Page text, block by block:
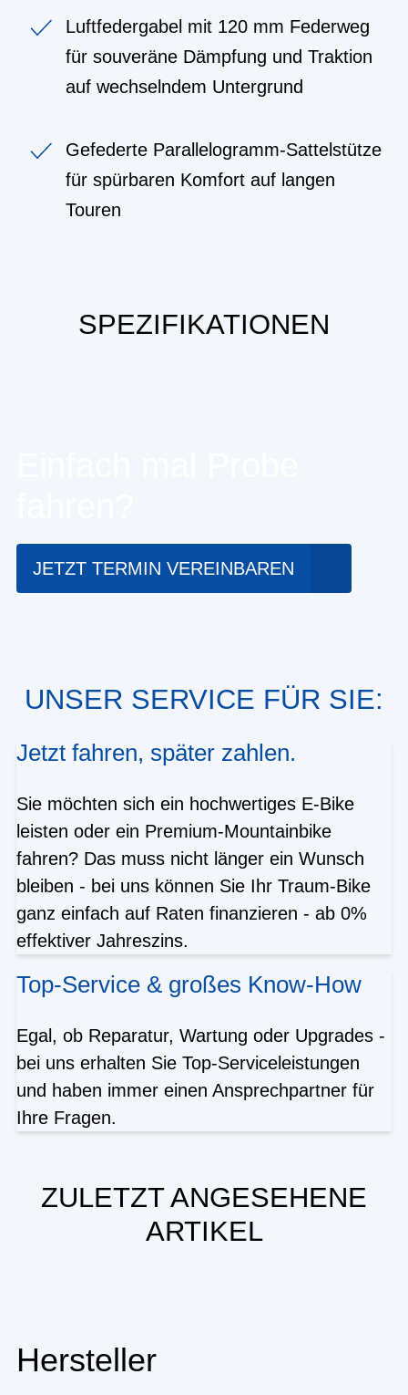
Luftfedergabel mit 120 mm Federweg
für souveräne Dämpfung und Traktion
auf wechselndem Untergrund
Gefederte Parallelogramm-Sattelstütze
für spürbaren Komfort auf langen
Touren
SPEZIFIKATIONEN
JETZT TERMIN VEREINBAREN
UNSER SERVICE FÜR SIE:
Jetzt fahren, später zahlen.
Sie möchten sich ein hochwertiges E-Bike
leisten oder ein Premium-Mountainbike
fahren? Das muss nicht länger ein Wunsch
bleiben - bei uns können Sie Ihr Traum-Bike
ganz einfach auf Raten finanzieren - ab 0%
effektiver Jahreszins.
Top-Service & großes Know-How
Egal, ob Reparatur, Wartung oder Upgrades -
bei uns erhalten Sie Top-Serviceleistungen
und haben immer einen Ansprechpartner für
Ihre Fragen.
ZULETZT ANGESEHENE
ARTIKEL
Hersteller